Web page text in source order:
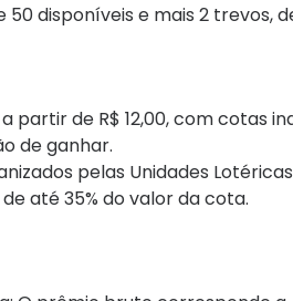
disponíveis e mais 2 trevos,
de R$ 12,00, com cotas
de ganhar.
pelas Unidades
até 35% do valor da cota.